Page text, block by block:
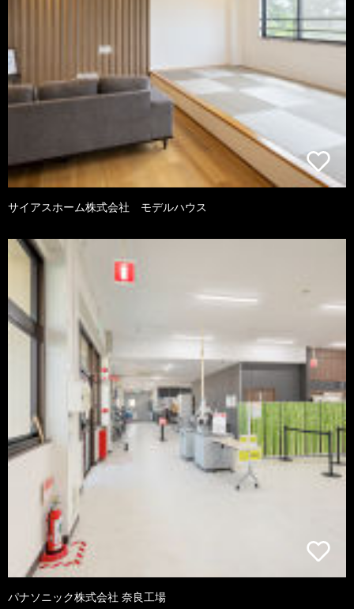
サイアスホーム株式会社 モデルハウス
パナソニック株式会社 奈良工場